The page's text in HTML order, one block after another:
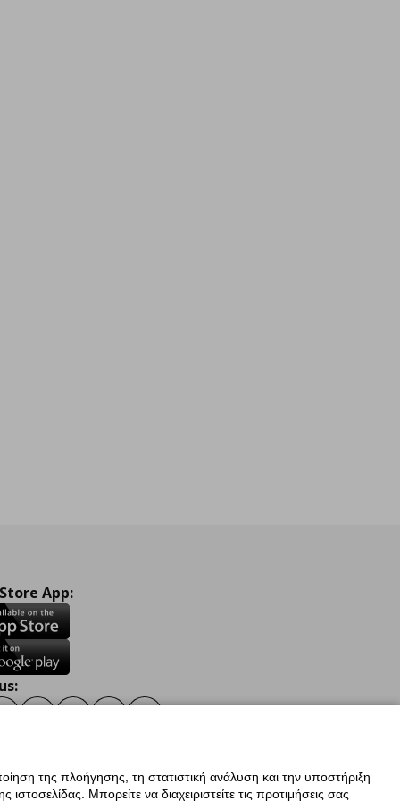
App:
της πλοήγησης, τη στατιστική ανάλυση και την υποστήριξη
Μπορείτε να διαχειριστείτε τις προτιμήσεις σας